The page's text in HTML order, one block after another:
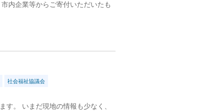
内企業等からご寄付いただいたも
社会福祉協議会
す。 いまだ現地の情報も少なく、